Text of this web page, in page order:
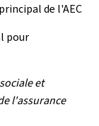
de l'AEC
pour
et
l'assurance